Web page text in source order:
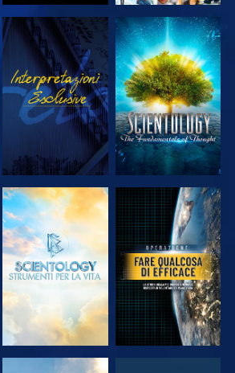
GUARDA
ESPLORA LE
SERIE
ESPLORA LE
SERIE
GUARDA